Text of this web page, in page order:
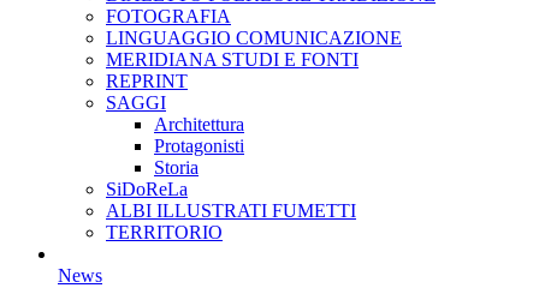
FOTOGRAFIA
LINGUAGGIO COMUNICAZIONE
MERIDIANA STUDI E FONTI
REPRINT
SAGGI
Architettura
Protagonisti
Storia
SiDoReLa
ALBI ILLUSTRATI FUMETTI
TERRITORIO
News